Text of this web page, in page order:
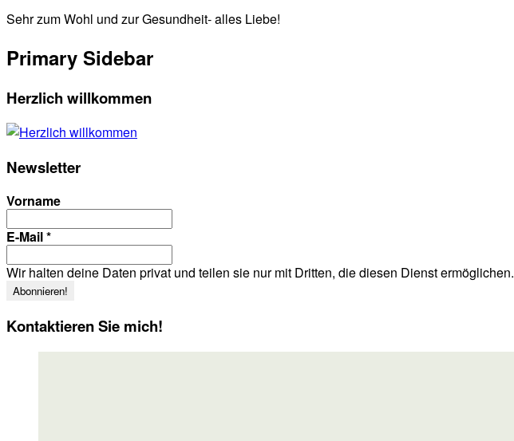
Sehr zum Wohl und zur Gesundheit- alles Liebe!
Primary Sidebar
Herzlich willkommen
Newsletter
Vorname
E-Mail*
Wir halten deine Daten privat und teilen sie nur mit Dritten, die diesen Dienst ermöglichen.
Kontaktieren Sie mich!